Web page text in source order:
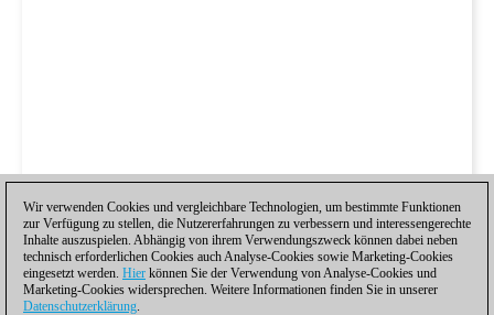
Wir verwenden Cookies und vergleichbare Technologien, um bestimmte Funktionen
zur Verfügung zu stellen, die Nutzererfahrungen zu verbessern und interessengerechte
Inhalte auszuspielen. Abhängig von ihrem Verwendungszweck können dabei neben
technisch erforderlichen Cookies auch Analyse-Cookies sowie Marketing-Cookies
eingesetzt werden. Hier können Sie der Verwendung von Analyse-Cookies und
Marketing-Cookies widersprechen. Weitere Informationen finden Sie in unserer
Datenschutzerklärung.